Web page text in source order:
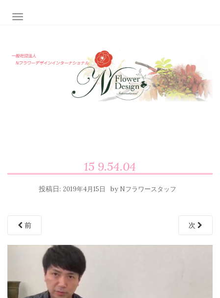
ナビゲーション切り替え
15 9.54.04
投稿日: 2019年4月15日 by Nフラワースタッフ
前 次